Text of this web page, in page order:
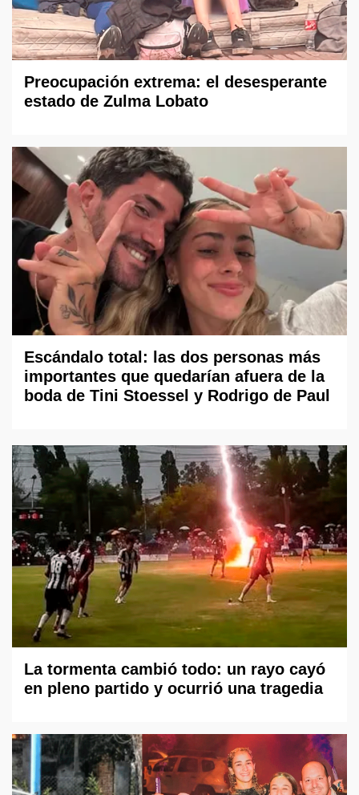
Preocupación extrema: el desesperante
estado de Zulma Lobato
Escándalo total: las dos personas más
importantes que quedarían afuera de la
boda de Tini Stoessel y Rodrigo de Paul
La tormenta cambió todo: un rayo cayó
en pleno partido y ocurrió una tragedia